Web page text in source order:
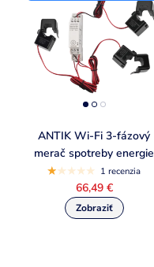
ANTIK Wi-Fi 3-fázový
merač spotreby energie
1 recenzia
66,49 €